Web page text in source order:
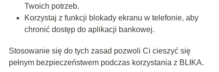
Twoich potrzeb.
Korzystaj z funkcji blokady ekranu w telefonie, aby
chronić dostęp do aplikacji bankowej.
Stosowanie się do tych zasad pozwoli Ci cieszyć się
pełnym bezpieczeństwem podczas korzystania z BLIKA.